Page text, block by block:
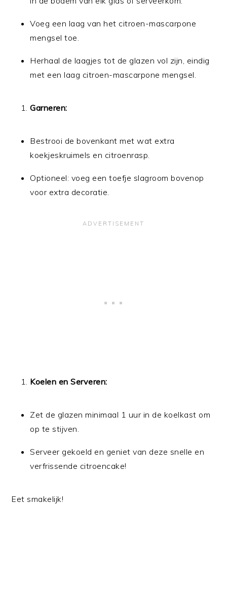
Voeg een laag van het citroen-mascarpone
mengsel toe.
Herhaal de laagjes tot de glazen vol zijn, eindig
met een laag citroen-mascarpone mengsel.
Garneren:
Bestrooi de bovenkant met wat extra
koekjeskruimels en citroenrasp.
Optioneel: voeg een toefje slagroom bovenop
voor extra decoratie.
Koelen en Serveren:
Zet de glazen minimaal 1 uur in de koelkast om
op te stijven.
Serveer gekoeld en geniet van deze snelle en
verfrissende citroencake!
Eet smakelijk!